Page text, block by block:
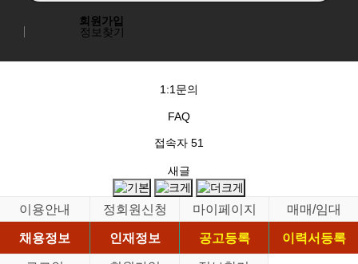
회원가입
정보찾기
1:1문의
FAQ
접속자 51
새글
이용안내 정회원신청 마이페이지
매매/임대
채용정보
인재정보 공고등록
이력서등록